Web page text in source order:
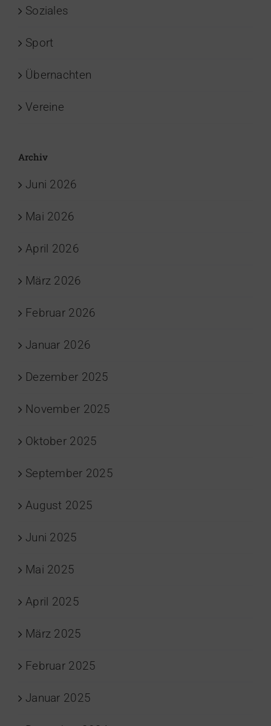
Soziales
Sport
Übernachten
Vereine
Archiv
Juni 2026
Mai 2026
April 2026
März 2026
Februar 2026
Januar 2026
Dezember 2025
November 2025
Oktober 2025
September 2025
August 2025
Juni 2025
Mai 2025
April 2025
März 2025
Februar 2025
Januar 2025